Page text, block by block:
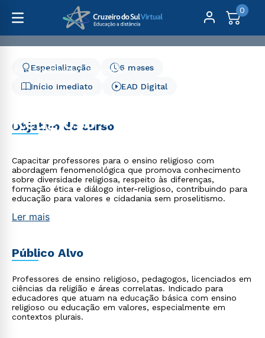
0
Pós-Graduação
Educação
Metodologia do Ensino Religioso - 6 meses
Religioso - 6 meses
Início Imediato
6 meses
Especialização
EAD Digital
Objetivo do curso
Capacitar professores para o ensino religioso com
abordagem fenomenológica que promova conhecimento
sobre diversidade religiosa, respeito às diferenças,
formação ética e diálogo inter-religioso, contribuindo para
educação para valores e cidadania sem proselitismo.
Ler mais
Público Alvo
Professores de ensino religioso, pedagogos, licenciados em
ciências da religião e áreas correlatas. Indicado para
educadores que atuam na educação básica com ensino
religioso ou educação em valores, especialmente em
contextos plurais.